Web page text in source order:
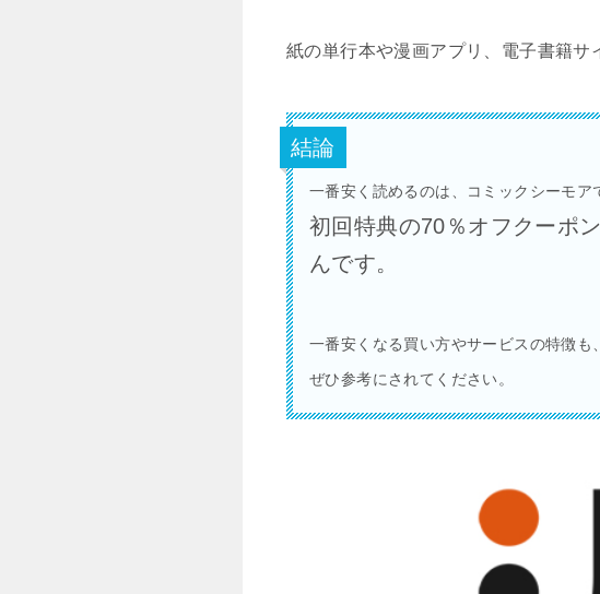
紙の単行本や漫画アプリ、電子書籍サ
結論
一番安く読めるのは、コミックシーモア
初回特典の70％オフクーポ
んです。
一番安くなる買い方やサービスの特徴も
ぜひ参考にされてください。